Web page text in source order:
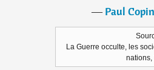
―Paul
La Guerre occulte, les
nations,